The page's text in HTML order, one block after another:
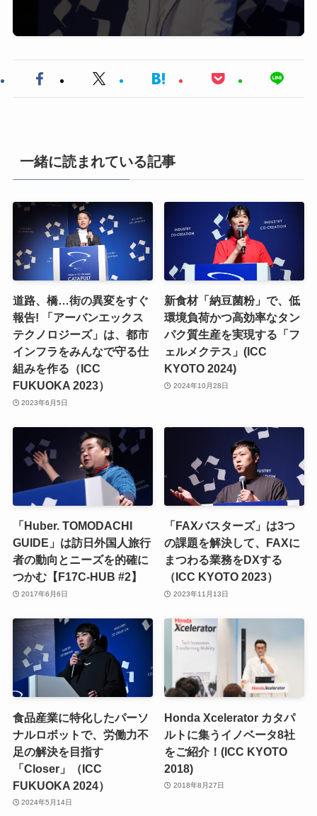
一緒に読まれている記事
道路、橋…街の異変をすぐ
報告! 「アーバンエックス
テクノロジーズ」は、都市
インフラをみんなで守る仕
組みを作る（ICC
FUKUOKA 2023）
2023年6月5日
新食材「納豆菌粉」で、低
環境負荷かつ高効率なタン
パク質生産を実現する「フ
ェルメクテス」(ICC
KYOTO 2024)
2024年10月28日
「Huber. TOMODACHI
GUIDE」は訪日外国人旅行
者の動向とニーズを的確に
つかむ【F17C-HUB #2】
2017年6月6日
「FAXバスターズ」は3つ
の課題を解決して、FAXに
まつわる業務をDXする
（ICC KYOTO 2023）
2023年11月13日
食品産業に特化したパーソ
ナルロボットで、労働力不
足の解決を目指す
「Closer」（ICC
FUKUOKA 2024）
2024年5月14日
Honda Xcelerator カタパ
ルトに集うイノベータ8社
をご紹介！(ICC KYOTO
2018)
2018年8月27日